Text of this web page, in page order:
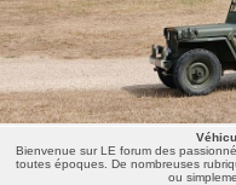
Bienvenue sur LE forum des
toutes époques. De nombreuses
ou